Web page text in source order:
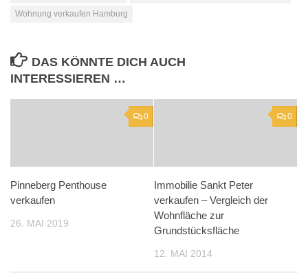
Wohnung verkaufen Hamburg
DAS KÖNNTE DICH AUCH
INTERESSIEREN …
0
Pinneberg Penthouse
verkaufen
26. MAI 2019
0
Immobilie Sankt Peter
verkaufen – Vergleich der
Wohnfläche zur
Grundstücksfläche
12. MAI 2014